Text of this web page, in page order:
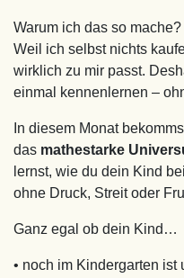
Warum ich das so mache?
Weil ich selbst nichts
wirklich zu mir passt.
einmal kennenlernen –
In diesem Monat
das mathestarke
lernst, wie du dein Kind
ohne Druck, Streit oder
Ganz egal ob dein Kind…
• noch im Kindergarten